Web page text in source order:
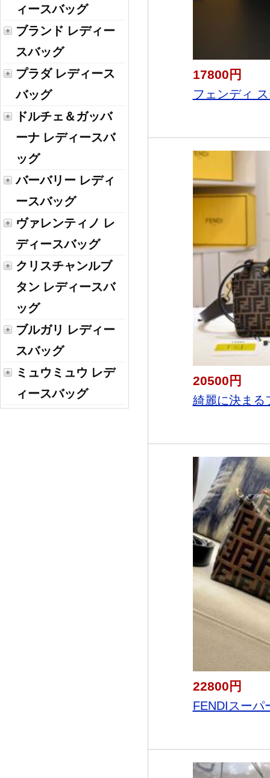
ィースバッグ
ブランド レディー
スバッグ
プラダ レディース
バッグ
ドルチェ＆ガッバ
ーナ レディースバ
ッグ
バーバリー レディ
ースバッグ
ヴァレンティノ レ
ディースバッグ
クリスチャンルブ
タン レディースバ
ッグ
ブルガリ レディー
スバッグ
ミュウミュウ レデ
ィースバッグ
17800円
フェンディ
20500円
綺麗に決まる
22800円
FENDIスーパ